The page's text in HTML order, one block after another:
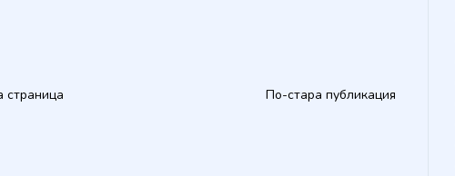
По-стара публикация
страница